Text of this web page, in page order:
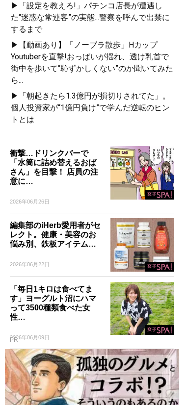
▶「設定を教えろ!」パチンコ店長が遭遇し
た“迷惑な常連客”の実態...警察を呼んで出禁に
するまで
▶【動画あり】「ノーブラ散歩」Hカップ
Youtuberを直撃!おっぱいが揺れ、透け乳首で
街中を歩いて“恥ずかしくない”のか聞いてみた
ら...
▶「朝起きたら1.3億円が損切りされてた」。
個人投資家が“1億円負け”で学んだ逆転のヒン
トとは
衝撃…ドリンクバーで
「水筒に詰め替えるおば
さん」を目撃！ 店員の注
意に…
2026年06月26日
編集部のiHerb愛用者がセ
レクト。健康・美容のお
悩み別、鉄板アイテム…
2026年06月22日
「毎日1キロは食べてま
す」ヨーグルト沼にハマ
って3500種類食べた女
性…
2026年06月09日
PR